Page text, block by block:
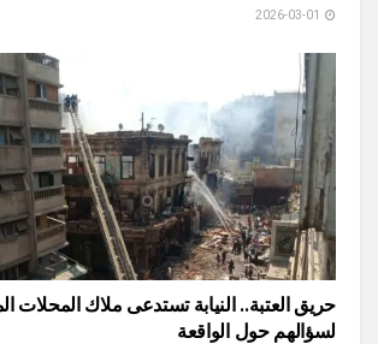
حريق العتبة.. النيابة تستدعى ملاك المحلات
لسؤالهم حول الواقعة